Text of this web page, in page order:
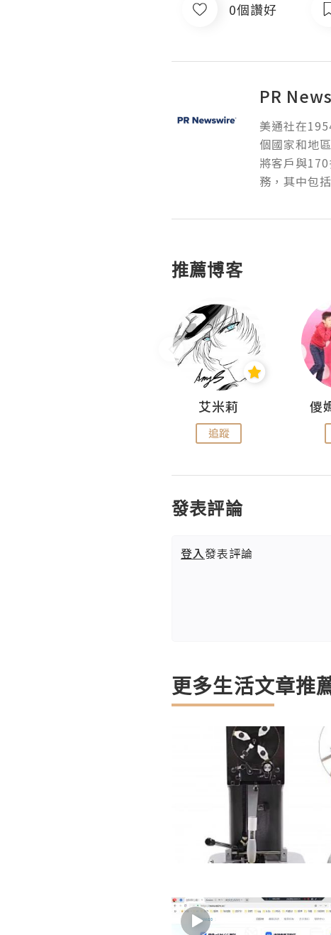
0個讚好
PR
美通社在
個國家和地
將客戶與
務，其中包
推薦博客
艾米莉
追蹤
發表評論
登入發表評論
更多生活文章推